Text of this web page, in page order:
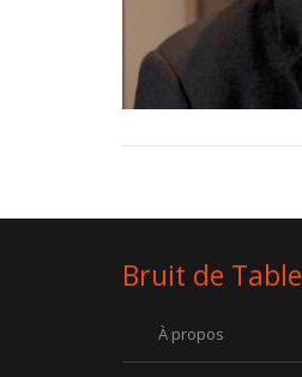
Bruit de Table
À propos